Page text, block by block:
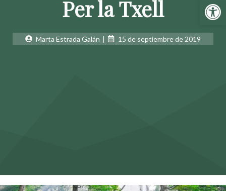
Per la Txell
Marta Estrada Galán | 15 de septiembre de 2019